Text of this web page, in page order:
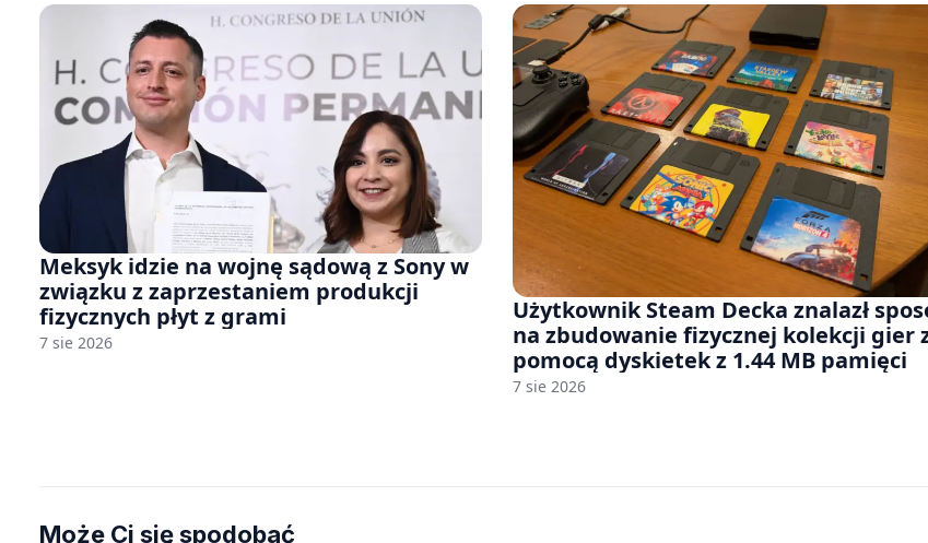
Meksyk idzie na wojnę sądową z Sony w
związku z zaprzestaniem produkcji
fizycznych płyt z grami
7 sie 2026
Użytkownik Steam Decka znalazł
na zbudowanie fizycznej kolekcji gier
pomocą dyskietek z 1.44 MB pamięci
7 sie 2026
Może Ci się spodobać